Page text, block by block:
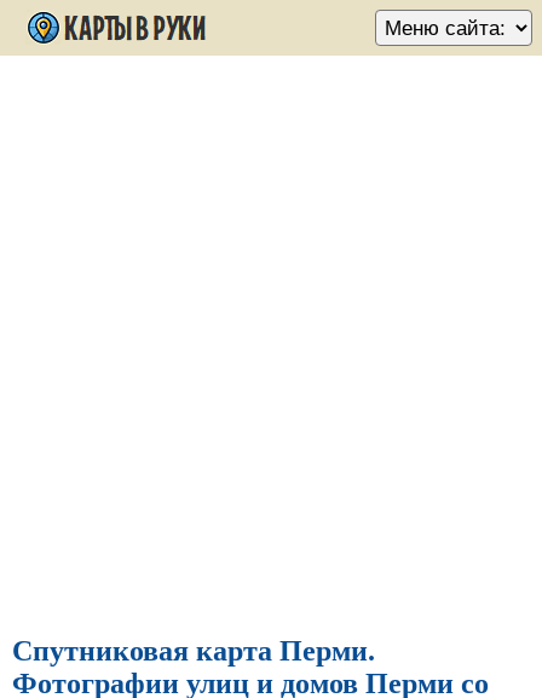
Спутниковая карта Перми.
Фотографии улиц и домов Перми со